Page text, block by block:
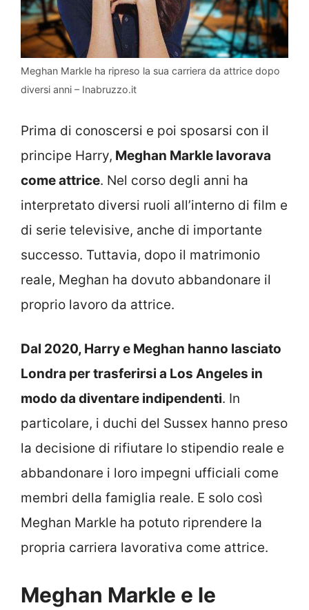
Meghan Markle ha ripreso la sua carriera da attrice dopo
diversi anni – Inabruzzo.it
Prima di conoscersi e poi sposarsi con il
principe Harry, Meghan Markle lavorava
come attrice. Nel corso degli anni ha
interpretato diversi ruoli all’interno di film e
di serie televisive, anche di importante
successo. Tuttavia, dopo il matrimonio
reale, Meghan ha dovuto abbandonare il
proprio lavoro da attrice.
Dal 2020, Harry e Meghan hanno lasciato
Londra per trasferirsi a Los Angeles in
modo da diventare indipendenti. In
particolare, i duchi del Sussex hanno preso
la decisione di rifiutare lo stipendio reale e
abbandonare i loro impegni ufficiali come
membri della famiglia reale. E solo così
Meghan Markle ha potuto riprendere la
propria carriera lavorativa come attrice.
Meghan Markle e le